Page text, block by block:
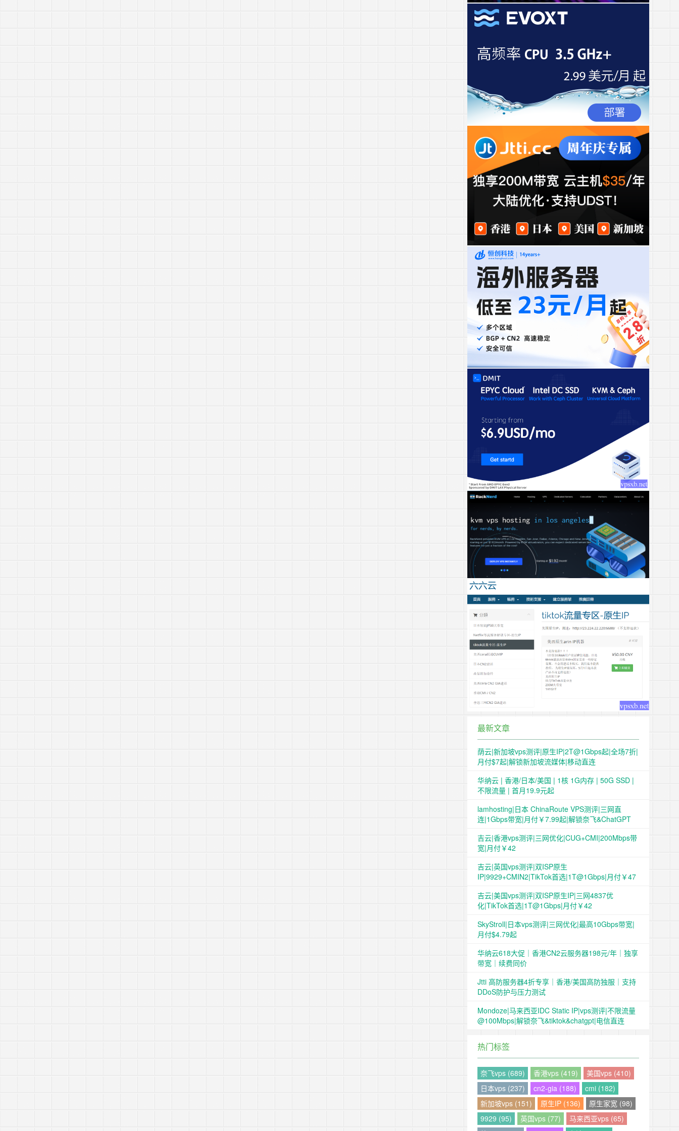
最新文章
荫云|新加坡vps测评|原生IP|2T@1Gbps起|全场7折|
月付$7起|解锁新加坡流媒体|移动直连
华纳云 | 香港/日本/美国 | 1核 1G内存 | 50G SSD |
不限流量 | 首月19.9元起
lamhosting|日本 ChinaRoute VPS测评|三网直
连|1Gbps带宽|月付￥7.99起|解锁奈飞&ChatGPT
吉云|香港vps测评|三网优化|CUG+CMI|200Mbps带
宽|月付￥42
吉云|英国vps测评|双ISP原生
IP|9929+CMIN2|TikTok首选|1T@1Gbps|月付￥47
吉云|美国vps测评|双ISP原生IP|三网4837优
化|TikTok首选|1T@1Gbps|月付￥42
SkyStroll|日本vps测评|三网优化|最高10Gbps带宽|
月付$4.79起
华纳云618大促｜香港CN2云服务器198元/年｜独享
带宽｜续费同价
Jtti 高防服务器4折专享｜香港/美国高防独服｜支持
DDoS防护与压力测试
Mondoze|马来西亚IDC Static IP|vps测评|不限流量
@100Mbps|解锁奈飞&tiktok&chatgpt|电信直连
热门标签
奈飞vps (689) 香港vps (419)
美国vps (410)
日本vps (237)
cn2-gia (188)
cmi (182)
新加坡vps (151)
原生IP (136)
原生家宽 (98)
9929 (95)
英国vps (77)
马来西亚vps (65)